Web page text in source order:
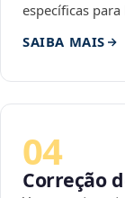
específicas
SAIBA MAIS
04
Correção